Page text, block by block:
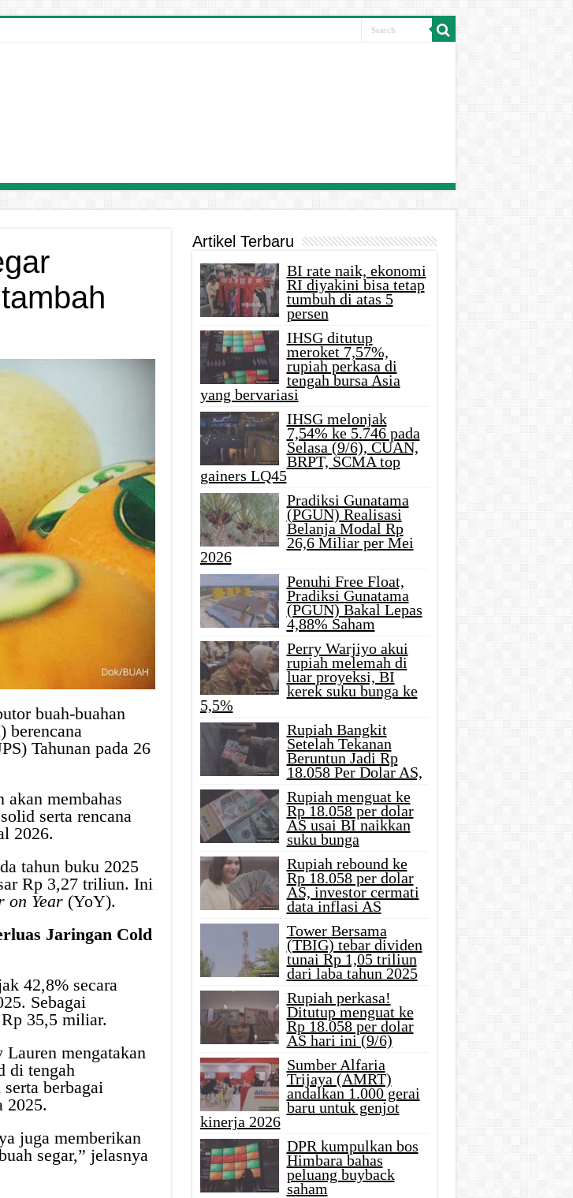
buah-buahan
berencana
Tahunan pada 26
akan membahas
serta rencana
2026.
tahun buku 2025
Rp 3,27 triliun. Ini
on Year(YoY).
Jaringan Cold
42,8% secara
Sebagai
35,5 miliar.
mengatakan
di tengah
berbagai
2025.
juga memberikan
segar,” jelasnya
Artikel Terbaru
BI rate naik, ekonomi
RI diyakini bisa tetap
tumbuh di atas 5
persen
IHSG ditutup
meroket 7,57%,
rupiah perkasa di
tengah bursa Asia
yang bervariasi
IHSG melonjak
7,54% ke 5.746 pada
Selasa (9/6), CUAN,
BRPT, SCMA top
gainers LQ45
Pradiksi Gunatama
(PGUN) Realisasi
Belanja Modal Rp
26,6 Miliar per Mei
2026
Penuhi Free Float,
Pradiksi Gunatama
(PGUN) Bakal Lepas
4,88% Saham
Perry Warjiyo akui
rupiah melemah di
luar proyeksi, BI
kerek suku bunga ke
5,5%
Rupiah Bangkit
Setelah Tekanan
Beruntun Jadi Rp
18.058 Per Dolar AS,
Rupiah menguat ke
Rp 18.058 per dolar
AS usai BI naikkan
suku bunga
Rupiah rebound ke
Rp 18.058 per dolar
AS, investor cermati
data inflasi AS
Tower Bersama
(TBIG) tebar dividen
tunai Rp 1,05 triliun
dari laba tahun 2025
Rupiah perkasa!
Ditutup menguat ke
Rp 18.058 per dolar
AS hari ini (9/6)
Sumber Alfaria
Trijaya (AMRT)
andalkan 1.000 gerai
baru untuk genjot
kinerja 2026
DPR kumpulkan bos
Himbara bahas
peluang buyback
saham